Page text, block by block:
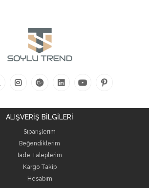
ALIŞVERİŞ BİLGİLERİ
Siparişlerim
Beğendiklerim
İade Taleplerim
Kargo Takip
Hesabım